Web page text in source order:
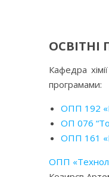
Кафедра
програмами:
ОПП 192
ОП 076
ОПП 161
ОПП